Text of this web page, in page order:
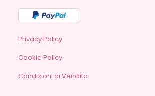
Privacy Policy
Cookie Policy
Condizioni di Vendita